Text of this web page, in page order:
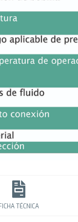
TÉCNICA